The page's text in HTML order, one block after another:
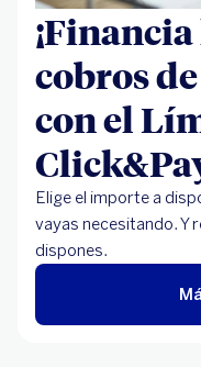
cobros
con el
Elige el importe a
vayas necesitando. Y
dispones.